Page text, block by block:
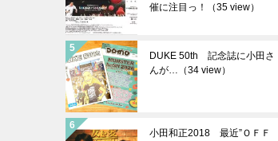
催に注目っ！（35 view）
DUKE 50th 記念誌に小田さ
んが…（34 view）
小田和正2018 最近”ＯＦＦ